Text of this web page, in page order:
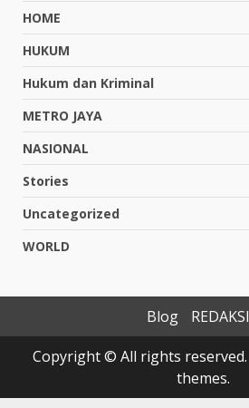
HOME
HUKUM
Hukum dan Kriminal
METRO JAYA
NASIONAL
Stories
Uncategorized
WORLD
Blog
REDAKSI
Copyright © All rights reserved.
themes.